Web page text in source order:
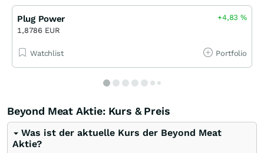
Plug Power
1,8786 EUR
+4,83%
Watchlist Portfolio
Beyond Meat Aktie: Kurs & Preis
Was ist der aktuelle Kurs der Beyond Meat
Aktie?